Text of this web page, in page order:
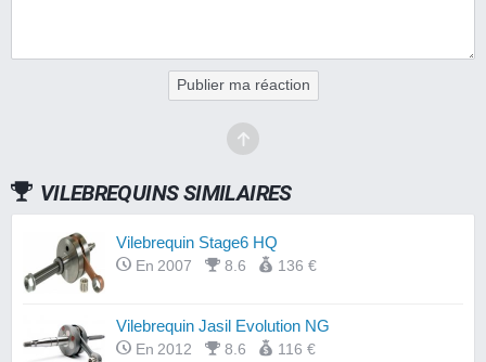
Publier ma réaction
VILEBREQUINS SIMILAIRES
Vilebrequin Stage6 HQ
En 2007 8.6 136 €
Vilebrequin Jasil Evolution NG
En 2012 8.6 116 €